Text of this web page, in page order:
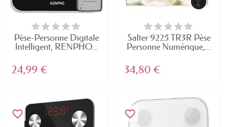
Pèse-Personne Digitale
Intelligent, RENPHO...
24,99 €
Salter 9225 TR3R Pèse
Personne Numérique,...
34,80 €
favorite_border favorite_border